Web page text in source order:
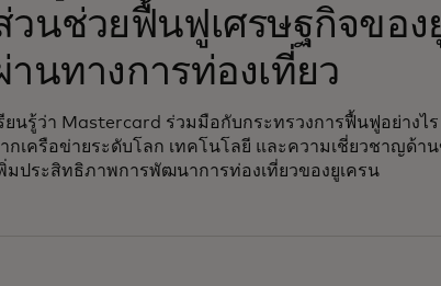
วนช่วยฟื้นฟูเศรษฐกิจของ
านทางการท่องเที่ยว
ยนรู้ว่า Mastercard ร่วมมือกับกระทรวงการฟื้นฟูอย่างไ
กเครือข่ายระดับโลก เทคโนโลยี และความเชี่ยวชาญด้าน
มประสิทธิภาพการพัฒนาการท่องเที่ยวของยูเครน